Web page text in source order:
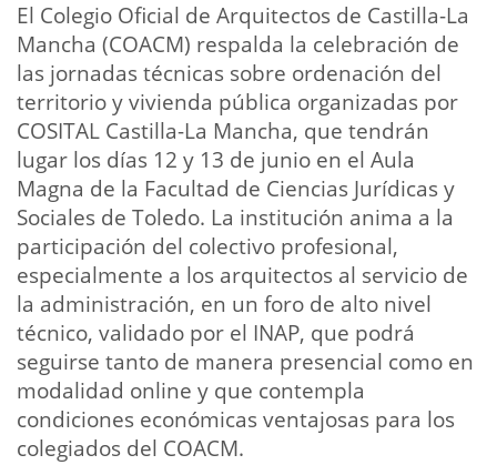
El Colegio Oficial de Arquitectos de Castilla-La
Mancha (COACM) respalda la celebración de
las jornadas técnicas sobre ordenación del
territorio y vivienda pública organizadas por
COSITAL Castilla-La Mancha, que tendrán
lugar los días 12 y 13 de junio en el Aula
Magna de la Facultad de Ciencias Jurídicas y
Sociales de Toledo. La institución anima a la
participación del colectivo profesional,
especialmente a los arquitectos al servicio de
la administración, en un foro de alto nivel
técnico, validado por el INAP, que podrá
seguirse tanto de manera presencial como en
modalidad online y que contempla
condiciones económicas ventajosas para los
colegiados del COACM.